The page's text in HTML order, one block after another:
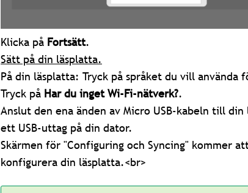
Klicka på Fortsätt.
Sätt på din läsplatta.
På din läsplatta: Tryck på språket du vill använda
Tryck på Har du inget Wi-Fi-nätverk?.
Anslut den ena änden av Micro USB-kabeln till
ett USB-uttag på din dator.
Skärmen för "Configuring och Syncing" kommer
konfigurera din läsplatta.<br>